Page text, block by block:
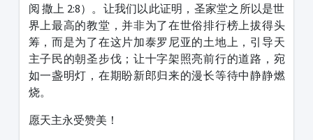
阅 撒上 2:8）。让我们以此证明，圣家堂之所以是世
界上最高的教堂，并非为了在世俗排行榜上拔得头
筹，而是为了在这片加泰罗尼亚的土地上，引导天
主子民的朝圣步伐；让十字架照亮前行的道路，宛
如一盏明灯，在期盼新郎归来的漫长等待中静静燃
烧。
愿天主永受赞美！